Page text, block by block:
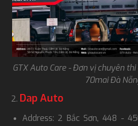
GTX Auto Care - Đơn vị chuyên
70mai Đà
Dap Auto
Address: 2 Bắc Sơn, 448 -